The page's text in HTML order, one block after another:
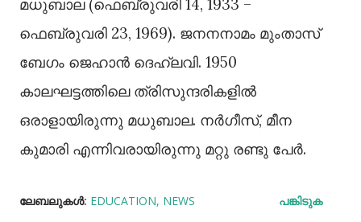
മധുബാല (ഫെബ്രുവരി 14, 1933 –
ഫെബ്രുവരി 23, 1969). ജനനനാമം മുംതാസ്
ബേഗം ജെഹാൻ ദെഹ്‌ലവി. 1950
കാലഘട്ടത്തിലെ ത്രിസുന്ദരികളിൽ
ഒരാളായിരുന്നു മധുബാല. നർഗീസ്, മീന
കുമാരി എന്നിവരായിരുന്നു മറ്റു രണ്ടു പേർ.
ലേബലുകള്‍: EDUCATION NEWS പങ്കിടുക